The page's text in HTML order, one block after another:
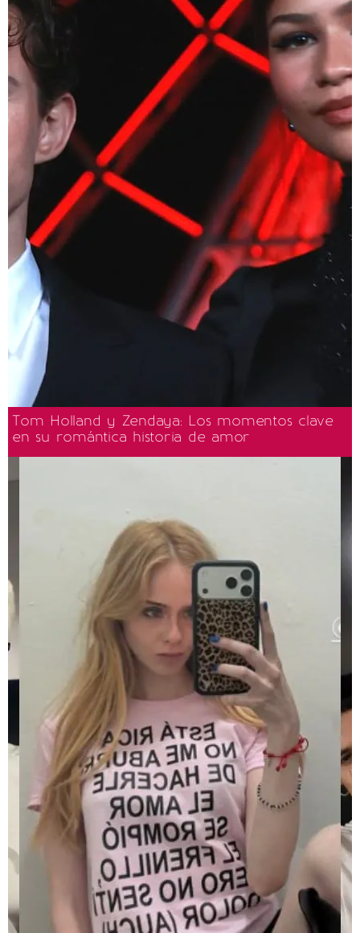
Tom Holland y Zendaya: Los momentos clave
en su romántica historia de amor